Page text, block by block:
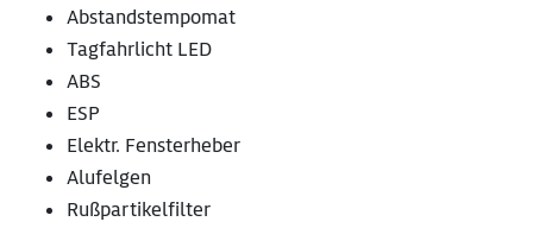
Abstandstempomat
Tagfahrlicht LED
ABS
ESP
Elektr. Fensterheber
Alufelgen
Rußpartikelfilter